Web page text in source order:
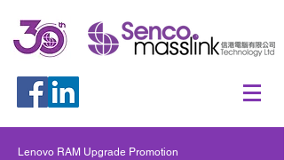
Lenovo RAM Upgrade Promotion